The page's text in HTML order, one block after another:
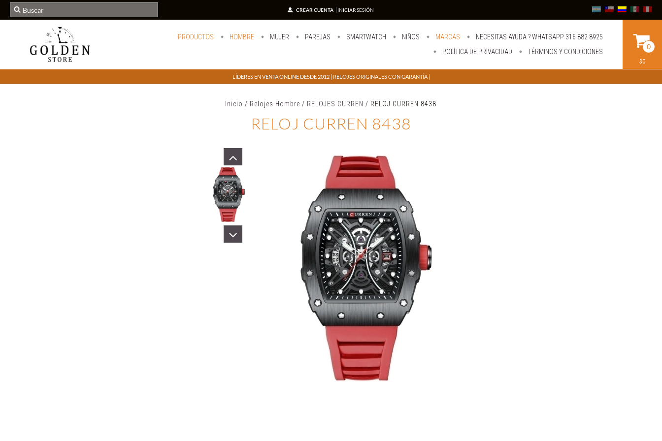
CREAR CUENTA INICIAR SESIÓN
PRODUCTOS HOMBRE MUJER PAREJAS SMARTWATCH NIÑOS MARCAS
NECESITAS AYUDA ? WHATSAPP 316 882 8925
POLÍTICA DE PRIVACIDAD
TÉRMINOS Y CONDICIONES
0
$0
LÍDERES EN VENTA ONLINE DESDE 2012 | RELOJES ORIGINALES CON GARANTÍA |
Inicio / Relojes Hombre / RELOJES CURREN / RELOJ CURREN 8438
RELOJ CURREN 8438